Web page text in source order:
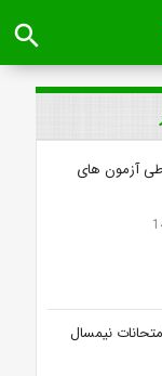
search
آزمون های
نیمسال